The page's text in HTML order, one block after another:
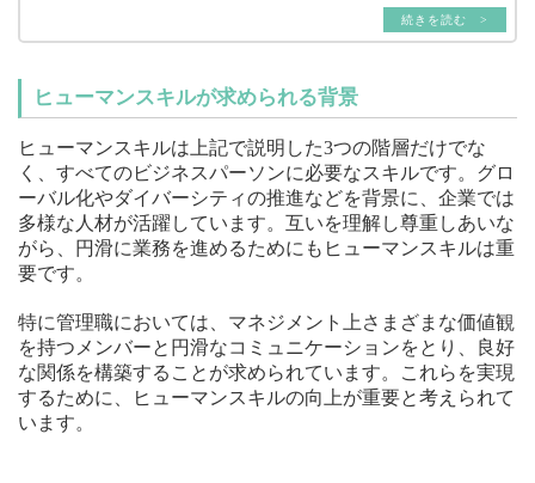
続きを読む >
ヒューマンスキルが求められる背景
ヒューマンスキルは上記で説明した3つの階層だけでな
く、すべてのビジネスパーソンに必要なスキルです。グロ
ーバル化やダイバーシティの推進などを背景に、企業では
多様な人材が活躍しています。互いを理解し尊重しあいな
がら、円滑に業務を進めるためにもヒューマンスキルは重
要です。
特に管理職においては、マネジメント上さまざまな価値観
を持つメンバーと円滑なコミュニケーションをとり、良好
な関係を構築することが求められています。これらを実現
するために、ヒューマンスキルの向上が重要と考えられて
います。